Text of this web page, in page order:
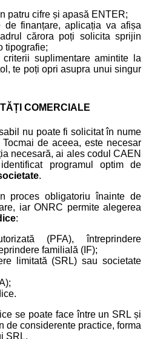
patru cifre și apasă ENTER;
finanțare, aplicația va afișa
cărora poți solicita sprijin
tipografie;
suplimentare amintite la
te poți opri asupra unui singur
COMERCIALE
nu poate fi solicitat în nume
de aceea, este necesar
necesară, ai ales codul CAEN
programul optim de
.
proces obligatoriu înainte de
iar ONRC permite alegerea
:
(PFA), întreprindere
familială (IF);
limitată (SRL) sau societate
se poate face între un SRL și
de considerente practice, forma
SRL.